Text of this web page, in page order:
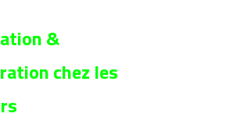
&
chez les